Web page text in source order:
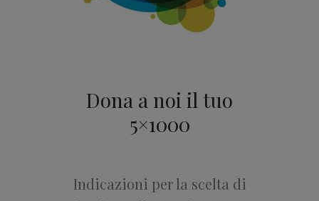
Dona a noi il tuo
5×1000
Indicazioni per la scelta di